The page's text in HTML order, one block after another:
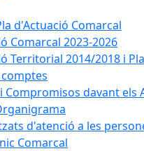
d'Actuació Comarcal
Comarcal 2023-2026
Territorial 2014/2018 i
Compromisos davant
d'atenció a les
Comarcal